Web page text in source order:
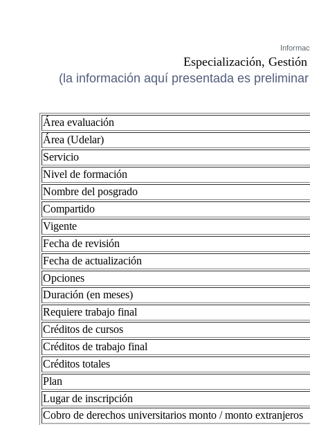
Especialización,
(la información aquí presentada es
Área evaluación
Área (Udelar)
Servicio
Nivel de formación
Nombre del posgrado
Compartido
Vigente
Fecha de revisión
Fecha de actualización
Opciones
Duración (en meses)
Requiere trabajo final
Créditos de cursos
Créditos de trabajo final
Créditos totales
Plan
Lugar de inscripción
Cobro de derechos universitarios monto / monto extranjeros